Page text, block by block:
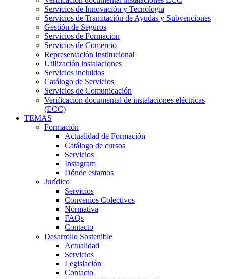
Servicios de Innovación y Tecnología
Servicios de Tramitación de Ayudas y Subvenciones
Gestión de Seguros
Servicios de Formación
Servicios de Comercio
Representación Institucional
Utilización instalaciones
Servicios incluidos
Catálogo de Servicios
Servicios de Comunicación
Verificación documental de instalaciones eléctricas
(ECC)
TEMAS
Formación
Actualidad de Formación
Catálogo de cursos
Servicios
Instagram
Dónde estamos
Jurídico
Servicios
Convenios Colectivos
Normativa
FAQs
Contacto
Desarrollo Sostenible
Actualidad
Servicios
Legislación
Contacto